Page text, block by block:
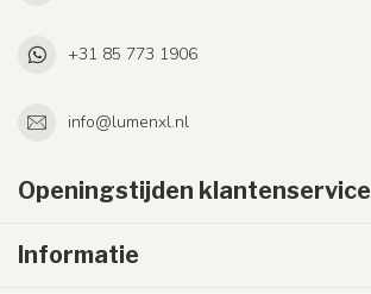
+31 85 773 1906
info@lumenxl.nl
Openingstijden klantenservice
Informatie